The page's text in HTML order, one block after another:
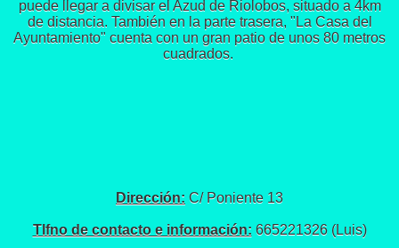
puede llegar a divisar el Azud de Riolobos, situado a 4km
de distancia. También en la parte trasera, "La Casa del
Ayuntamiento" cuenta con un gran patio de unos 80 metros
cuadrados.
Dirección: C/ Poniente 13
Tlfno de contacto e información: 665221326 (Luis)